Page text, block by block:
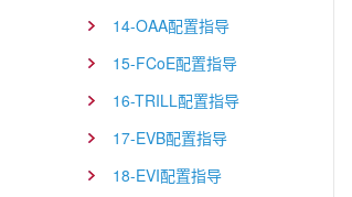
14-OAA配置指导
15-FCoE配置指导
16-TRILL配置指导
17-EVB配置指导
18-EVI配置指导